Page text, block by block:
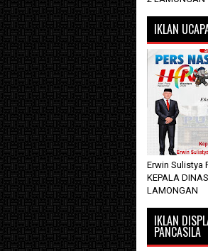
IKLAN
Erwin Sulistya
KEPALA
LAMONGAN
IKLAN
PANCASILA